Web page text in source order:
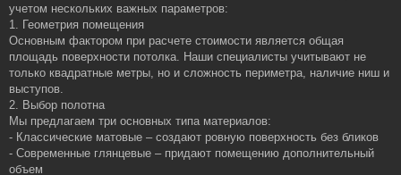
учетом нескольких важных параметров:
1. Геометрия помещения
Основным фактором при расчете стоимости является общая
площадь поверхности потолка. Наши специалисты учитывают не
только квадратные метры, но и сложность периметра, наличие ниш и
выступов.
2. Выбор полотна
Мы предлагаем три основных типа материалов:
- Классические матовые – создают ровную поверхность без бликов
- Современные глянцевые – придают помещению дополнительный
объем